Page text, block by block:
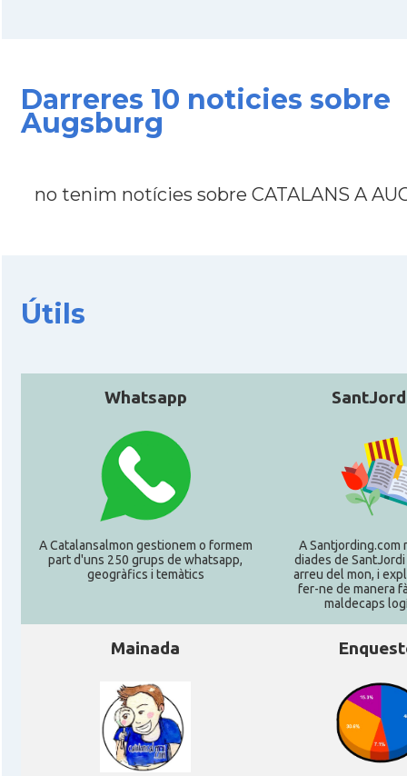
CAMON
CAMON Catalans a JENA
CAMON Catalans a KAISERSLAUTERN
CAMON Catalans a Karlsruhe
CAMON Catalans a KASSEL
Catalans a Koeln - Köln - Colonia
Catalans a LEIPZIG
CAMON Catalans a Mainz
Catalans a MANNHEIM
Darreres 10 noticies sobre
Augsburg
no tenim notícies sobre CATALANS A
Útils
Whatsapp
A Catalansalmon gestionem o formem
part d'uns 250 grups de whatsapp,
geogràfics i temàtics
A Santjording.com
diades de
arreu del mon, i
fer-ne de manera
maldecaps
Mainada